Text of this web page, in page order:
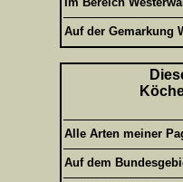
Auf der Gemarkung
Alle Arten meiner
Auf dem